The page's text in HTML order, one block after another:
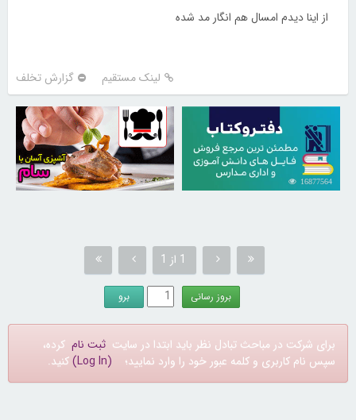
از اینا دیدم امسال هم انگار مد شده
لینک مستقیم گزارش تخلف
16877564
30256179
1 از 1
برای شرکت در مباحث تبادل نظر باید ابتدا در سایت ثبت نام کرده،
سپس نام کاربری و کلمه عبور خود را وارد نمایید؛ (Log In) کنید.